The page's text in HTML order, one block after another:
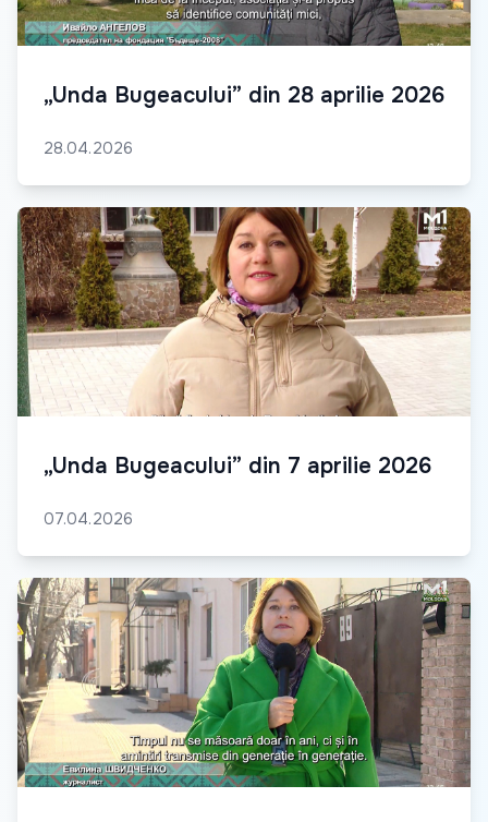
„Unda Bugeacului” din 28 aprilie 2026
28.04.2026
„Unda Bugeacului” din 7 aprilie 2026
07.04.2026